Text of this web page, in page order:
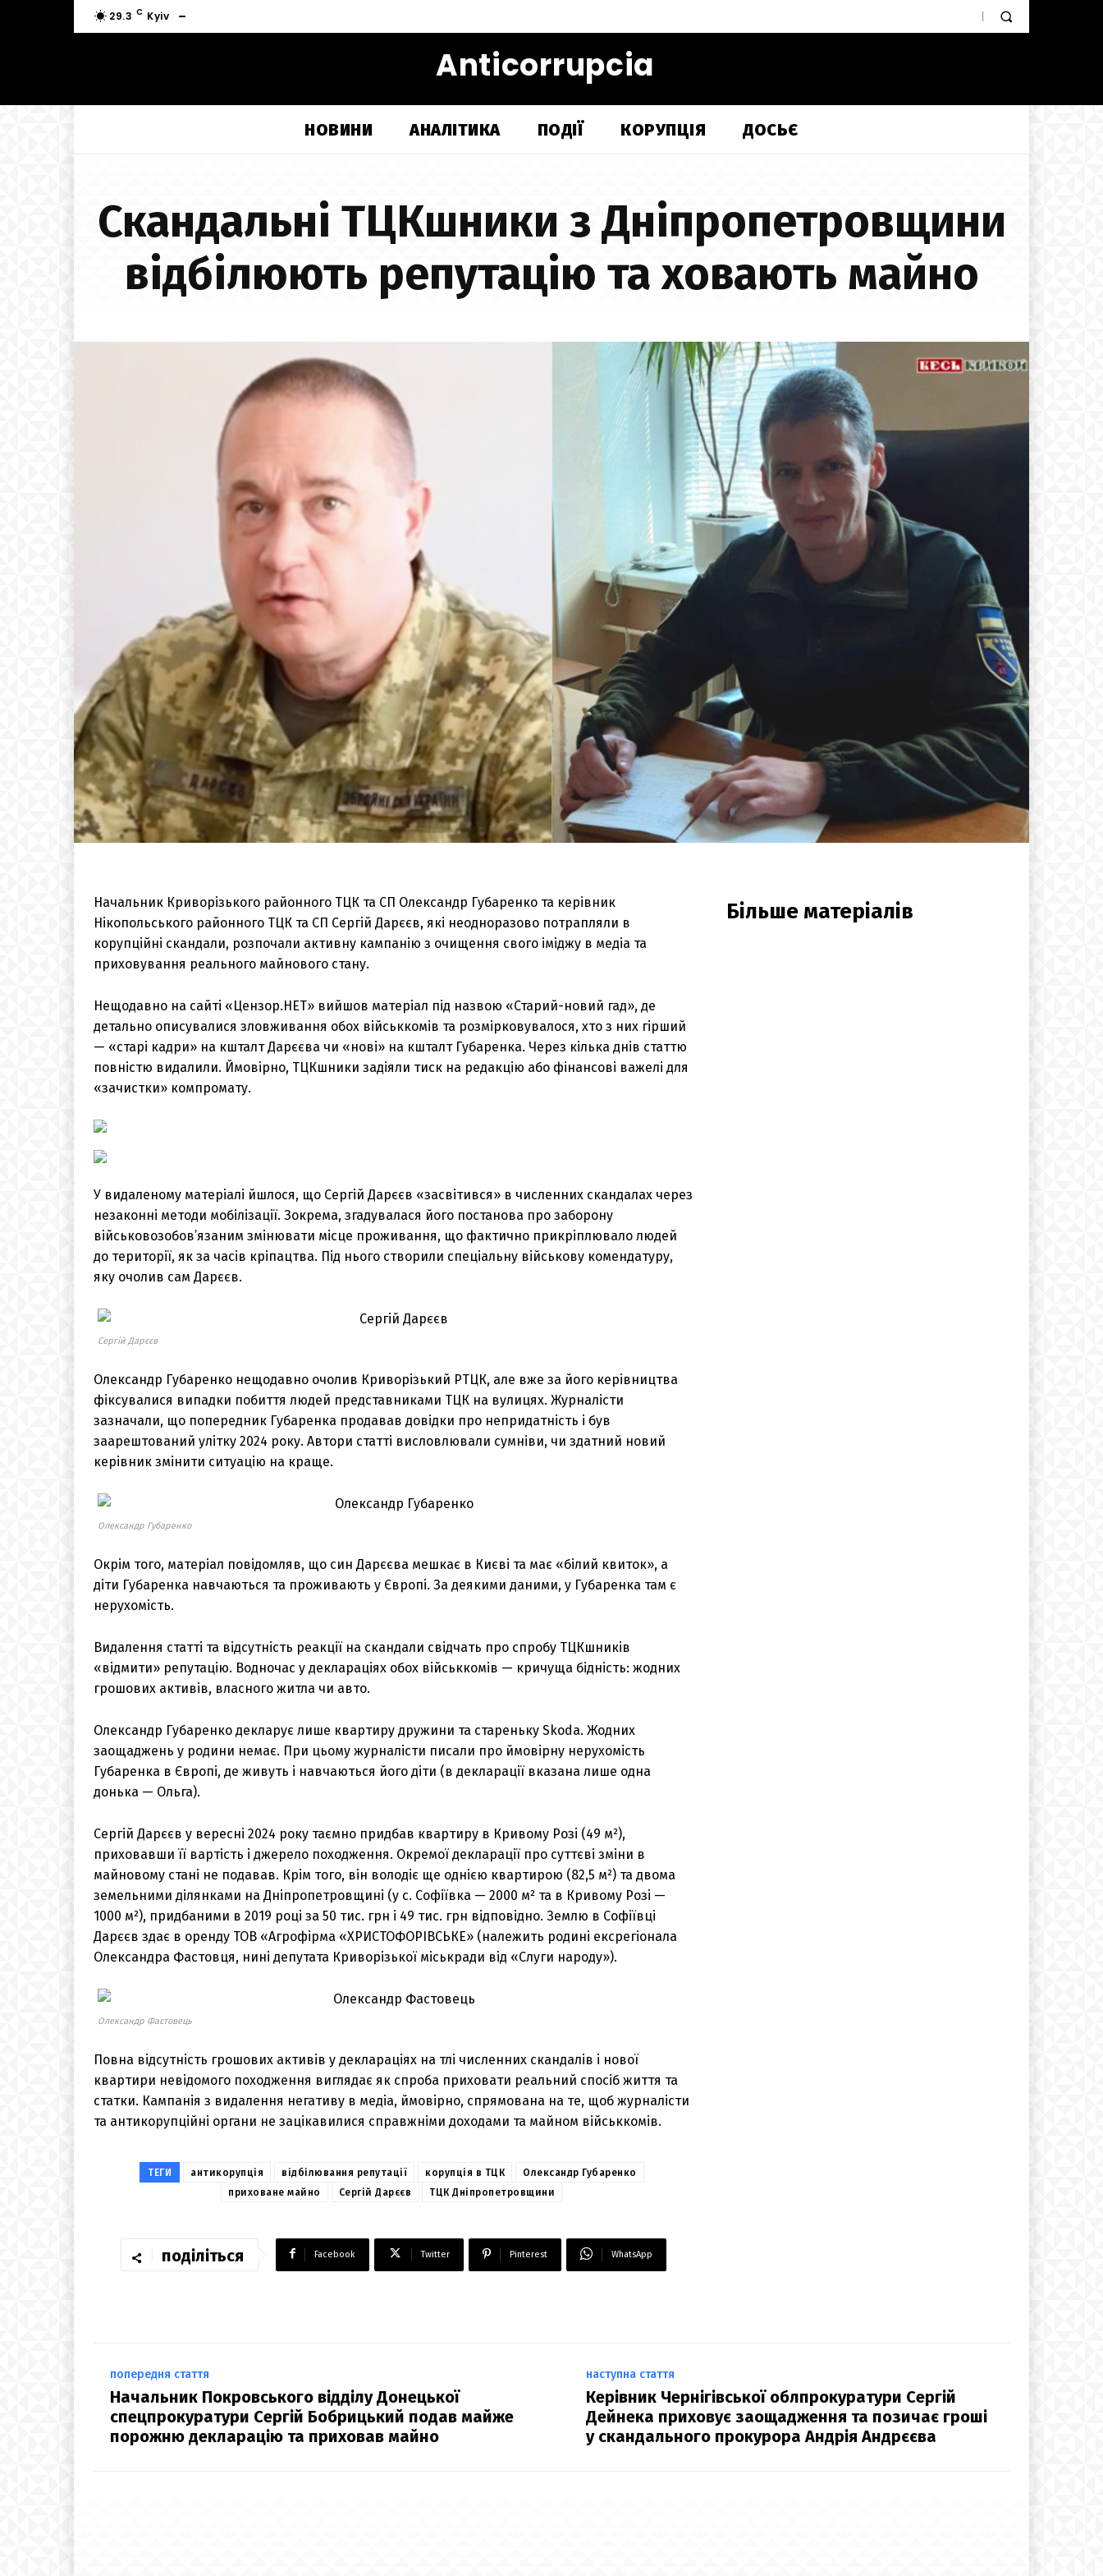
29.3 C Kyiv
Anticorrupcia
НОВИНИ АНАЛІТИКА ПОДІЇ КОРУПЦІЯ ДОСЬЄ
Скандальні ТЦКшники з Дніпропетровщини
відбілюють репутацію та ховають майно
Начальник Криворізького районного ТЦК та СП Олександр Губаренко та керівник
Нікопольського районного ТЦК та СП Сергій Дарєєв, які неодноразово потрапляли в
корупційні скандали, розпочали активну кампанію з очищення свого іміджу в медіа та
приховування реального майнового стану.
Нещодавно на сайті «Цензор.НЕТ» вийшов матеріал під назвою «Старий-новий гад», де
детально описувалися зловживання обох військкомів та розмірковувалося, хто з них гірший
— «старі кадри» на кшталт Дарєєва чи «нові» на кшталт Губаренка. Через кілька днів статтю
повністю видалили. Ймовірно, ТЦКшники задіяли тиск на редакцію або фінансові важелі для
«зачистки» компромату.
У видаленому матеріалі йшлося, що Сергій Дарєєв «засвітився» в численних скандалах через
незаконні методи мобілізації. Зокрема, згадувалася його постанова про заборону
військовозобов’язаним змінювати місце проживання, що фактично прикріплювало людей
до території, як за часів кріпацтва. Під нього створили спеціальну військову комендатуру,
яку очолив сам Дарєєв.
Сергій Дарєєв
Олександр Губаренко нещодавно очолив Криворізький РТЦК, але вже за його керівництва
фіксувалися випадки побиття людей представниками ТЦК на вулицях. Журналісти
зазначали, що попередник Губаренка продавав довідки про непридатність і був
заарештований улітку 2024 року. Автори статті висловлювали сумніви, чи здатний новий
керівник змінити ситуацію на краще.
Олександр Губаренко
Окрім того, матеріал повідомляв, що син Дарєєва мешкає в Києві та має «білий квиток», а
діти Губаренка навчаються та проживають у Європі. За деякими даними, у Губаренка там є
нерухомість.
Видалення статті та відсутність реакції на скандали свідчать про спробу ТЦКшників
«відмити» репутацію. Водночас у деклараціях обох військкомів — кричуща бідність: жодних
грошових активів, власного житла чи авто.
Олександр Губаренко декларує лише квартиру дружини та стареньку Skoda. Жодних
заощаджень у родини немає. При цьому журналісти писали про ймовірну нерухомість
Губаренка в Європі, де живуть і навчаються його діти (в декларації вказана лише одна
донька — Ольга).
Сергій Дарєєв у вересні 2024 року таємно придбав квартиру в Кривому Розі (49 м²),
приховавши її вартість і джерело походження. Окремої декларації про суттєві зміни в
майновому стані не подавав. Крім того, він володіє ще однією квартирою (82,5 м²) та двома
земельними ділянками на Дніпропетровщині (у с. Софіївка — 2000 м² та в Кривому Розі —
1000 м²), придбаними в 2019 році за 50 тис. грн і 49 тис. грн відповідно. Землю в Софіївці
Дарєєв здає в оренду ТОВ «Агрофірма «ХРИСТОФОРІВСЬКЕ» (належить родині ексрегіонала
Олександра Фастовця, нині депутата Криворізької міськради від «Слуги народу»).
Олександр Фастовець
Повна відсутність грошових активів у деклараціях на тлі численних скандалів і нової
квартири невідомого походження виглядає як спроба приховати реальний спосіб життя та
статки. Кампанія з видалення негативу в медіа, ймовірно, спрямована на те, щоб журналісти
та антикорупційні органи не зацікавилися справжніми доходами та майном військкомів.
ТЕГИ антикорупція відбілювання репутації корупція в ТЦК
Олександр Губаренко
приховане майно
Сергій Дарєєв ТЦК Дніпропетровщини
поділіться Facebook Twitter Pinterest WhatsApp
Більше матеріалів
попередня стаття
Начальник Покровського відділу Донецької
спецпрокуратури Сергій Бобрицький подав майже
порожню декларацію та приховав майно
наступна стаття
Керівник Чернігівської облпрокуратури Сергій
Дейнека приховує заощадження та позичає гроші
у скандального прокурора Андрія Андрєєва